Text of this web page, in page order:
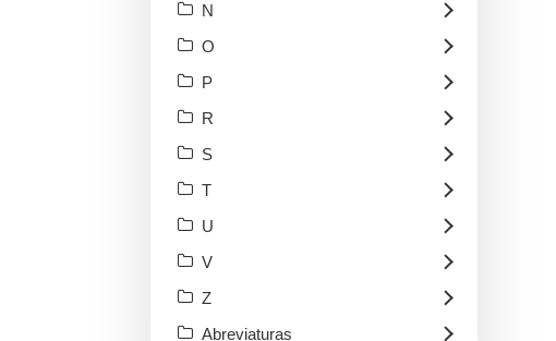
N
O
P
R
S
T
U
V
Z
Abreviaturas